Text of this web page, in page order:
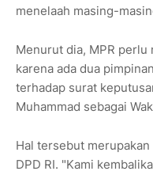
menelaah masing-
Menurut dia, MPR
karena ada dua
terhadap surat
Muhammad sebagai
Hal tersebut
DPD RI. "Kami